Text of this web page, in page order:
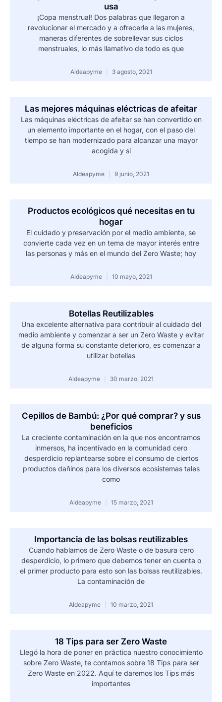
usa
¡Copa menstrual! Dos palabras que llegaron a
revolucionar el mercado y a ofrecerle a las mujeres,
maneras diferentes de sobrellevar sus ciclos
menstruales, lo más llamativo de todo es que
Aldeapyme 3 agosto, 2021
Las mejores máquinas eléctricas de afeitar
Las máquinas eléctricas de afeitar se han convertido en
un elemento importante en el hogar, con el paso del
tiempo se han modernizado para alcanzar una mayor
acogida y si
Aldeapyme 9 junio, 2021
Productos ecológicos qué necesitas en tu
hogar
El cuidado y preservación por el medio ambiente, se
convierte cada vez en un tema de mayor interés entre
las personas y más en el mundo del Zero Waste; hoy
Aldeapyme 10 mayo, 2021
Botellas Reutilizables
Una excelente alternativa para contribuir al cuidado del
medio ambiente y comenzar a ser un Zero Waste y evitar
de alguna forma su constante deterioro, es comenzar a
utilizar botellas
Aldeapyme 30 marzo, 2021
Cepillos de Bambú: ¿Por qué comprar? y sus
beneficios
La creciente contaminación en la que nos encontramos
inmersos, ha incentivado en la comunidad cero
desperdicio replantearse sobre el consumo de ciertos
productos dañinos para los diversos ecosistemas tales
como
Aldeapyme 15 marzo, 2021
Importancia de las bolsas reutilizables
Cuando hablamos de Zero Waste o de basura cero
desperdicio, lo primero que debemos tener en cuenta o
el primer producto para esto son las bolsas reutilizables.
La contaminación de
Aldeapyme 10 marzo, 2021
18 Tips para ser Zero Waste
Llegó la hora de poner en práctica nuestro conocimiento
sobre Zero Waste, te contamos sobre 18 Tips para ser
Zero Waste en 2022. Aquí te daremos los Tips más
importantes